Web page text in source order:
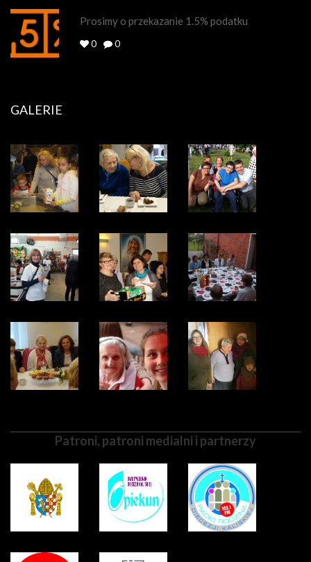
Prosimy o przekazanie 1.5% podatku
0 0
GALERIE
Patroni, patroni medialni i partnerzy